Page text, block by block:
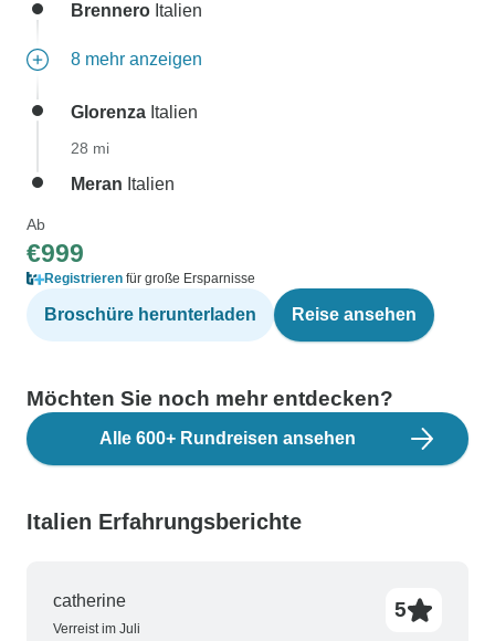
Brennero Italien
8 mehr anzeigen
Glorenza Italien
28 mi
Meran Italien
Ab
€999
Registrieren für große Ersparnisse
Broschüre herunterladen Reise ansehen
Möchten Sie noch mehr entdecken?
Alle 600+ Rundreisen ansehen
Italien Erfahrungsberichte
catherine
Verreist im Juli
5